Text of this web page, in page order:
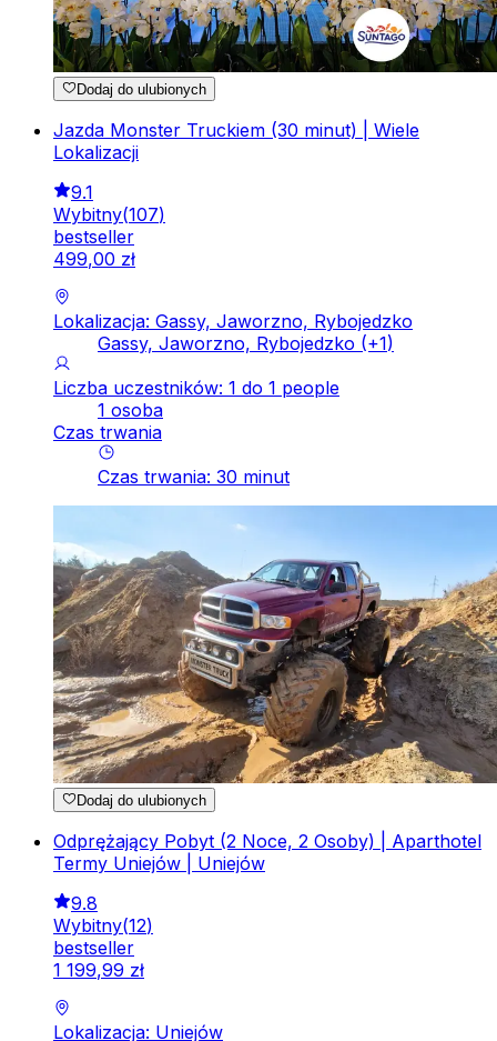
Dodaj do ulubionych
Jazda Monster Truckiem (30 minut) | Wiele
Lokalizacji
9.1
Wybitny(107)
bestseller
499,00 zł
Lokalizacja: Gassy, Jaworzno, Rybojedzko
Gassy, Jaworzno, Rybojedzko (+1)
Liczba uczestników: 1 do 1 people
1 osoba
Czas trwania
Czas trwania: 30 minut
Dodaj do ulubionych
Odprężający Pobyt (2 Noce, 2 Osoby) | Aparthotel
Termy Uniejów | Uniejów
9.8
Wybitny(12)
bestseller
1 199,99 zł
Lokalizacja: Uniejów